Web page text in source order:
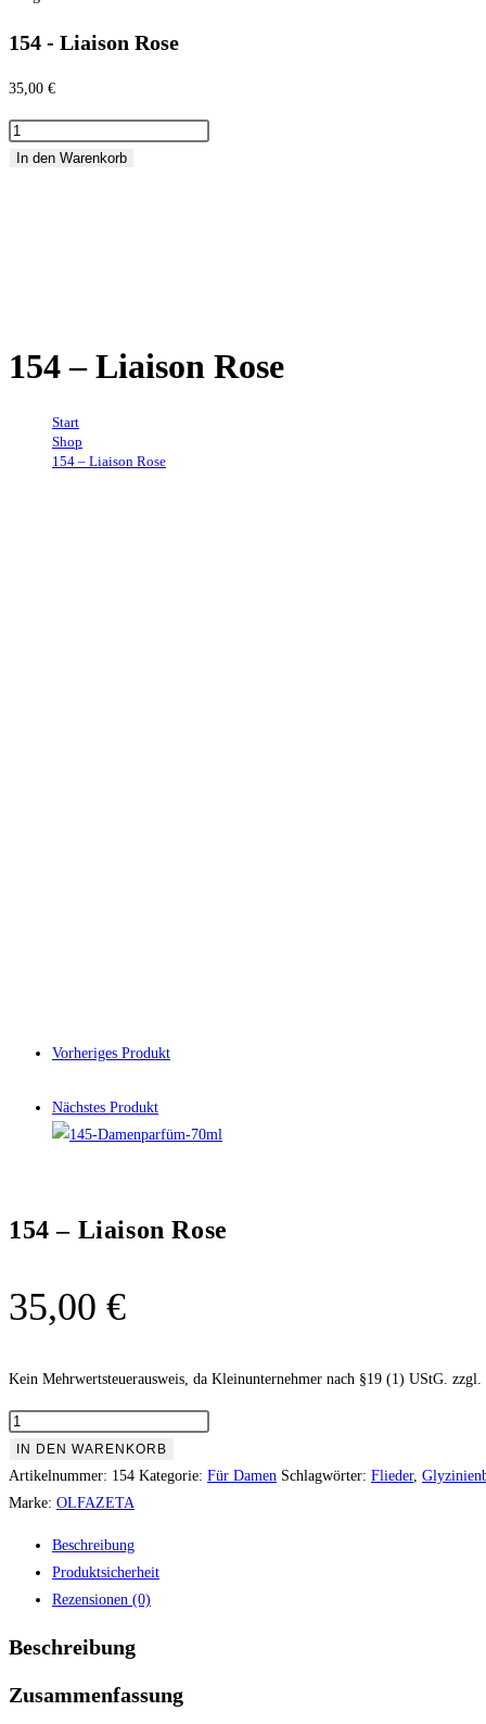
154 - Liaison Rose
35,00 €
154
In den Warenkorb
154 – Liaison Rose
Start
Shop
154 – Liaison Rose
Vorheriges Produkt
Nächstes Produkt
154 – Liaison Rose
35,00 €
Kein Mehrwertsteuerausweis, da Kleinunternehmer nach §19 (1) UStG. zzgl.
154
Liaison
Rose
IN DEN WARENKORB
Artikelnummer: 154 Kategorie: Für Damen Schlagwörter: Flieder,
Marke: OLFAZETA
Beschreibung
Produktsicherheit
Rezensionen (0)
Beschreibung
Zusammenfassung